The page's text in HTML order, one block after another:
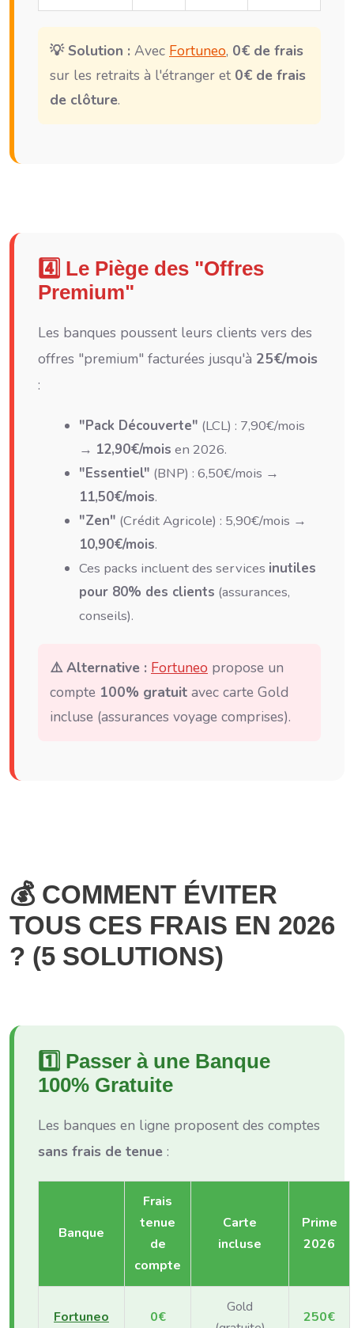
💡 Solution : Avec Fortuneo, 0€ de frais
sur les retraits à l'étranger et 0€ de frais
de clôture.
4️⃣ Le Piège des "Offres
Premium"
Les banques poussent leurs clients vers des
offres "premium" facturées jusqu'à 25€/mois
:
"Pack Découverte" (LCL) : 7,90€/mois
→ 12,90€/mois en 2026.
"Essentiel" (BNP) : 6,50€/mois →
11,50€/mois.
"Zen" (Crédit Agricole) : 5,90€/mois →
10,90€/mois.
Ces packs incluent des services inutiles
pour 80% des clients (assurances,
conseils).
⚠️ Alternative : Fortuneo propose un
compte 100% gratuit avec carte Gold
incluse (assurances voyage comprises).
💰 COMMENT ÉVITER
TOUS CES FRAIS EN 2026
? (5 SOLUTIONS)
1️⃣ Passer à une Banque
100% Gratuite
Les banques en ligne proposent des comptes
sans frais de tenue :
Banque
Frais
tenue
de
compte
Carte
incluse
Prime
2026
Fortuneo 0€
Gold
250€